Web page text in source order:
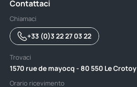
Contattaci
Chiamaci
+33 (0)3 22 27 03 22
Trovaci
1570 rue de mayocq - 80 550 Le Crotoy
Orario ricevimento